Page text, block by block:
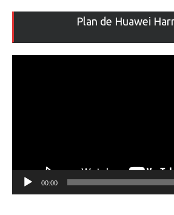
Plan de Huawei
00:00